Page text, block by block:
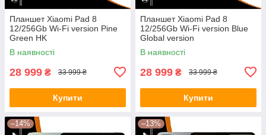
Планшет Xiaomi Pad 8
12/256Gb Wi-Fi version Pine
Green HK
В наявності
28 999 ₴ 33 999 ₴
Купити
Планшет Xiaomi Pad 8
12/256Gb Wi-Fi version Blue
Global version
В наявності
28 999 ₴ 33 999 ₴
Купити
–14% –13%